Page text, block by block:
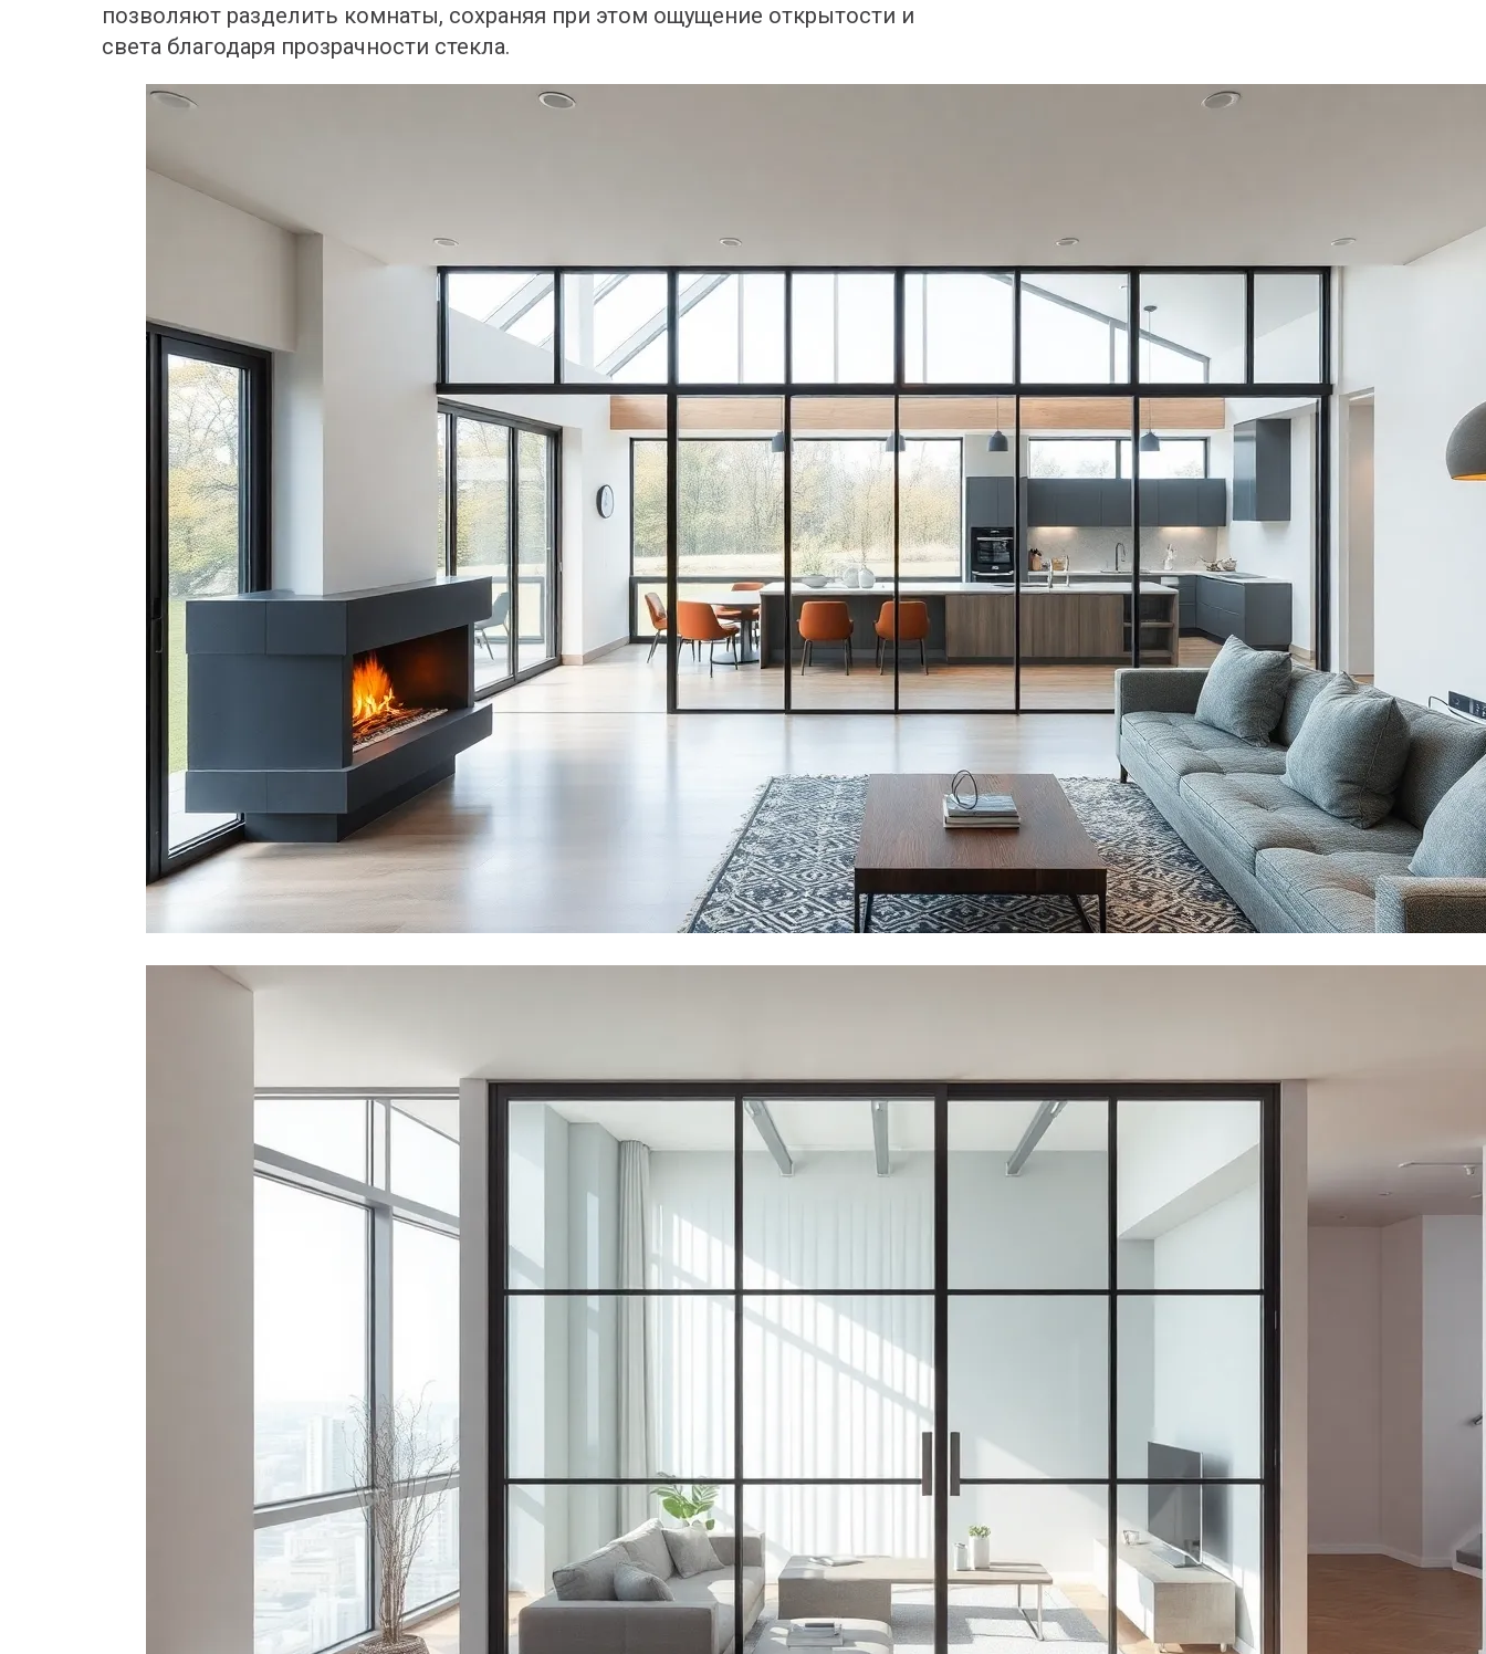
позволяют разделить комнаты, сохраняя при этом ощущение открытости и
света благодаря прозрачности стекла.